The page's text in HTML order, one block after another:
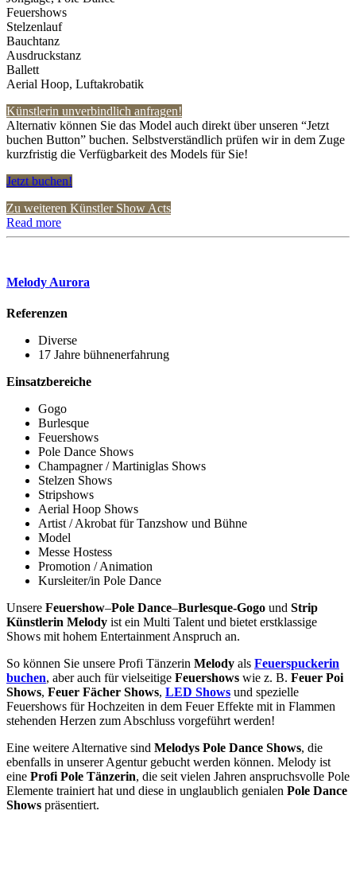
Feuershows
Stelzenlauf
Bauchtanz
Ausdruckstanz
Ballett
Aerial Hoop, Luftakrobatik
Künstlerin unverbindlich anfragen!
Alternativ können Sie das Model auch direkt über unseren “Jetzt
buchen Button” buchen. Selbstverständlich prüfen wir in dem Zuge
kurzfristig die Verfügbarkeit des Models für Sie!
Jetzt buchen!
Zu weiteren Künstler Show Acts
Read more
Melody Aurora
Referenzen
Diverse
17 Jahre bühnenerfahrung
Einsatzbereiche
Gogo
Burlesque
Feuershows
Pole Dance Shows
Champagner / Martiniglas Shows
Stelzen Shows
Stripshows
Aerial Hoop Shows
Artist / Akrobat für Tanzshow und Bühne
Model
Messe Hostess
Promotion / Animation
Kursleiter/in Pole Dance
Unsere Feuershow–Pole Dance–Burlesque-Gogo und Strip
Künstlerin Melody ist ein Multi Talent und bietet erstklassige
Shows mit hohem Entertainment Anspruch an.
So können Sie unsere Profi Tänzerin Melody als Feuerspuckerin
buchen, aber auch für vielseitige Feuershows wie z. B. Feuer Poi
Shows, Feuer Fächer Shows, LED Shows und spezielle
Feuershows für Hochzeiten in dem Feuer Effekte mit in Flammen
stehenden Herzen zum Abschluss vorgeführt werden!
Eine weitere Alternative sind Melodys Pole Dance Shows, die
ebenfalls in unserer Agentur gebucht werden können. Melody ist
eine Profi Pole Tänzerin, die seit vielen Jahren anspruchsvolle Pole
Elemente trainiert hat und diese in unglaublich genialen Pole Dance
Shows präsentiert.